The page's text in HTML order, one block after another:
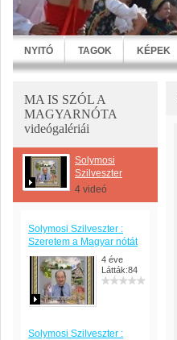
NYITÓ TAGOK KÉPEK
MA IS SZÓL A
MAGYARNÓTA
videógalériái
Solymosi
Szilveszter
4 videó
Solymosi Szilveszter :
Szeretem a Magyar nótát
4 éve
Látták:84
Solymosi Szilveszter :